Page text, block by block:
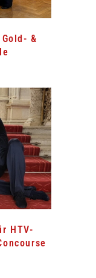
&
HTV-